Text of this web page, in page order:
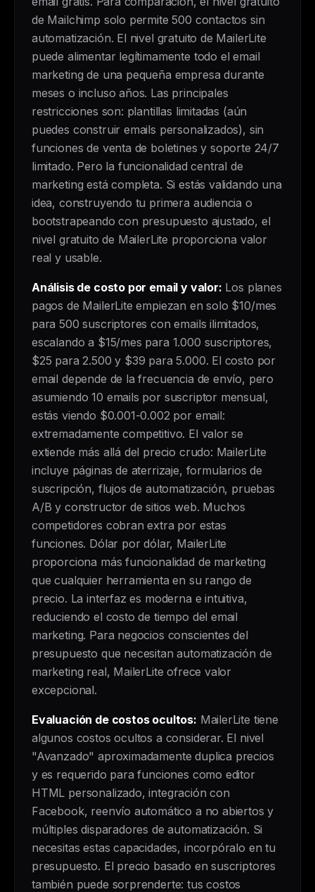
de Mailchimp solo permite 500 contactos sin
automatización. El nivel gratuito de MailerLite
puede alimentar legítimamente todo el email
marketing de una pequeña empresa durante
meses o incluso años. Las principales
restricciones son: plantillas limitadas (aún
puedes construir emails personalizados), sin
funciones de venta de boletines y soporte 24/7
limitado. Pero la funcionalidad central de
marketing está completa. Si estás validando una
idea, construyendo tu primera audiencia o
bootstrapeando con presupuesto ajustado, el
nivel gratuito de MailerLite proporciona valor
real y usable.
Análisis de costo por email y valor: Los planes
pagos de MailerLite empiezan en solo $10/mes
para 500 suscriptores con emails ilimitados,
escalando a $15/mes para 1.000 suscriptores,
$25 para 2.500 y $39 para 5.000. El costo por
email depende de la frecuencia de envío, pero
asumiendo 10 emails por suscriptor mensual,
estás viendo $0.001-0.002 por email:
extremadamente competitivo. El valor se
extiende más allá del precio crudo: MailerLite
incluye páginas de aterrizaje, formularios de
suscripción, flujos de automatización, pruebas
A/B y constructor de sitios web. Muchos
competidores cobran extra por estas
funciones. Dólar por dólar, MailerLite
proporciona más funcionalidad de marketing
que cualquier herramienta en su rango de
precio. La interfaz es moderna e intuitiva,
reduciendo el costo de tiempo del email
marketing. Para negocios conscientes del
presupuesto que necesitan automatización de
marketing real, MailerLite ofrece valor
excepcional.
Evaluación de costos ocultos: MailerLite tiene
algunos costos ocultos a considerar. El nivel
"Avanzado" aproximadamente duplica precios
y es requerido para funciones como editor
HTML personalizado, integración con
Facebook, reenvío automático a no abiertos y
múltiples disparadores de automatización. Si
necesitas estas capacidades, incorpóralo en tu
presupuesto. El precio basado en suscriptores
también puede sorprenderte: tus costos